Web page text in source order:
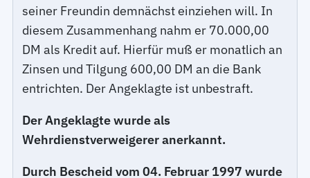
seiner Freundin demnächst einziehen will. In
diesem Zusammenhang nahm er 70.000,00
DM als Kredit auf. Hierfür muß er monatlich an
Zinsen und Tilgung 600,00 DM an die Bank
entrichten. Der Angeklagte ist unbestraft.
Der Angeklagte wurde als
Wehrdienstverweigerer anerkannt.
Durch Bescheid vom 04. Februar 1997 wurde